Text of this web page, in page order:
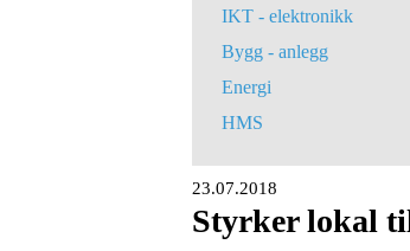
IKT - elektronikk
Bygg - anlegg
Energi
HMS
23.07.2018
Styrker lokal